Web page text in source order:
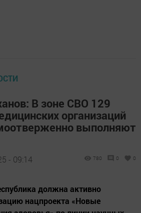
В зоне СВО 129
организаций
выполняют
- 09:14 780 0 0
должна активно
нацпроекта «Новые